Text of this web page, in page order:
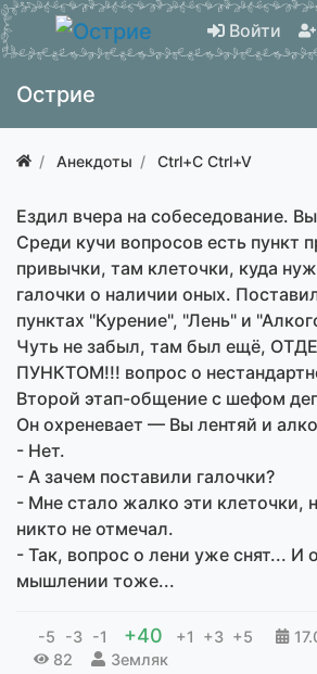
Войти
Острие
Анекдоты Ctrl+C Ctrl+V
Ездил вчера на собеседование.
Среди кучи вопросов есть пункт
привычки, там клеточки, куда
галочки о наличии оных.
пунктах "Курение", "Лень" и
Чуть не забыл, там был ещё,
ПУНКТОМ!!! вопрос о
Второй этап-общение с шефом
Он охреневает — Вы лентяй и
- Нет.
- А зачем поставили галочки?
- Мне стало жалко эти клеточки,
никто не отмечал.
- Так, вопрос о лени уже снят... И
мышлении тоже...
-5 -3 -1 +40 +1 +3 +5
82
Земляк